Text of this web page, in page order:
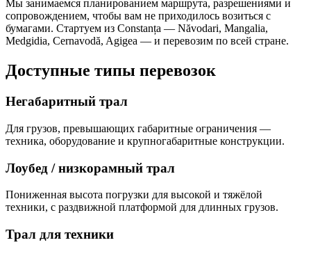
Мы занимаемся планированием маршрута, разрешениями и
сопровождением, чтобы вам не приходилось возиться с
бумагами. Стартуем из Constanța — Năvodari, Mangalia,
Medgidia, Cernavodă, Agigea — и перевозим по всей стране.
Доступные типы перевозок
Негабаритный трал
Для грузов, превышающих габаритные ограничения —
техника, оборудование и крупногабаритные конструкции.
Лоубед / низкорамный трал
Пониженная высота погрузки для высокой и тяжёлой
техники, с раздвижной платформой для длинных грузов.
Трал для техники